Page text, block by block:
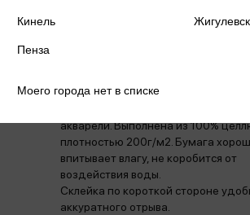
В альбомах Гамма Студия
акварели. Выполнена из 100%
плотностью 200г/м2. Бумага
впитывает влагу, не коробится от
воздействия воды.
Склейка по короткой стороне
аккуратного отрыва.
Кинель Жигулевск
Пенза
Моего города нет в списке